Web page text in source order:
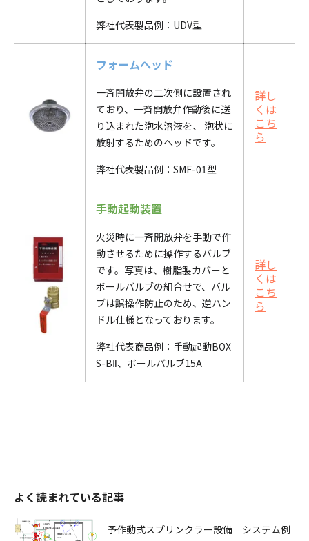
弊社代表製品例： UDV型
フォームヘッド
一斉開放弁の二次側に設置され
ており、一斉開放弁作動後に送
り込まれた泡水溶液を、
泡状に
放射するためのヘッドです。
弊社代表製品例： SMF-01型
詳し
くは
こち
ら
手動起動装置
火災時に一斉開放弁を手動で作
動させるために操作するバルブ
です。写真は、樹脂製カバーと
ボールバルブの組合せで、バル
ブは誤操作防止のため、逆ハン
ドル仕様となっております。
弊社代表商品例：手動起動BOX
S-BⅡ、ボールバルブ15A
詳し
くは
こち
ら
よく読まれている記事
予作動式スプリンクラー設備 システム例